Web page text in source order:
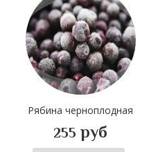
Рябина черноплодная
255 руб